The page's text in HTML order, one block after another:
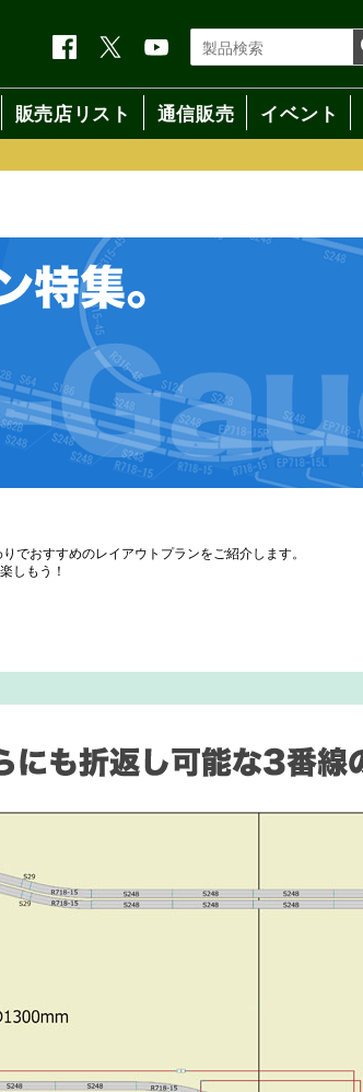
販売店リスト 通信販売 イベント
でおすすめのレイアウトプランをご紹介します。
しもう！